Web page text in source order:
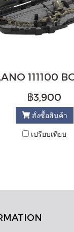
฿3,900
สั่งซื้อสินค้า
เปรียบเทียบ